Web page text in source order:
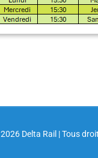
2026 Delta Rail | Tous